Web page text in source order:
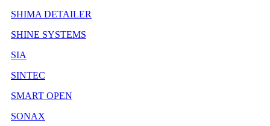
SHIMA DETAILER
SHINE SYSTEMS
SIA
SINTEC
SMART OPEN
SONAX